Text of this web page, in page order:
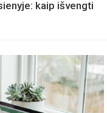
kaip išvengti